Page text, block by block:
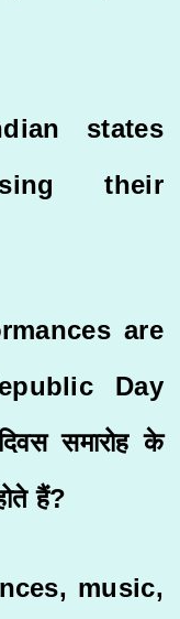
states
their
are
Day
समारोह के
हैं?
music,